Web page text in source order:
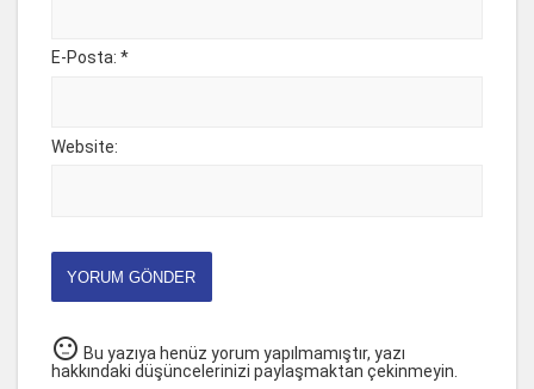
E-Posta: *
Website:
YORUM GÖNDER
sentiment_neutral Bu yazıya henüz yorum yapılmamıştır, yazı
hakkındaki düşüncelerinizi paylaşmaktan çekinmeyin.